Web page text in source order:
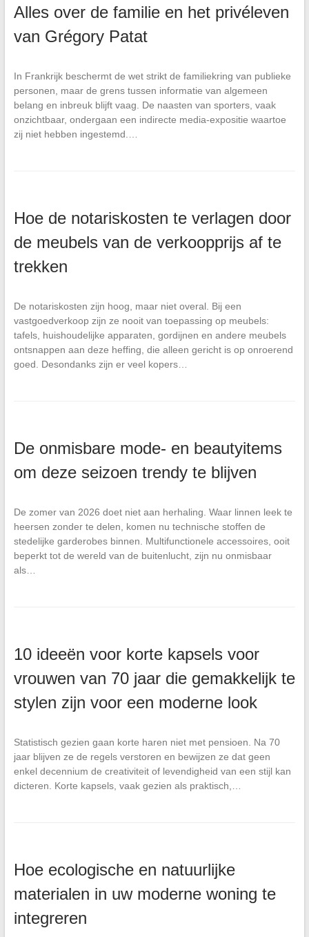
Alles over de familie en het privéleven
van Grégory Patat
In Frankrijk beschermt de wet strikt de familiekring van publieke
personen, maar de grens tussen informatie van algemeen
belang en inbreuk blijft vaag. De naasten van sporters, vaak
onzichtbaar, ondergaan een indirecte media-expositie waartoe
zij niet hebben ingestemd.…
Hoe de notariskosten te verlagen door
de meubels van de verkoopprijs af te
trekken
De notariskosten zijn hoog, maar niet overal. Bij een
vastgoedverkoop zijn ze nooit van toepassing op meubels:
tafels, huishoudelijke apparaten, gordijnen en andere meubels
ontsnappen aan deze heffing, die alleen gericht is op onroerend
goed. Desondanks zijn er veel kopers…
De onmisbare mode- en beautyitems
om deze seizoen trendy te blijven
De zomer van 2026 doet niet aan herhaling. Waar linnen leek te
heersen zonder te delen, komen nu technische stoffen de
stedelijke garderobes binnen. Multifunctionele accessoires, ooit
beperkt tot de wereld van de buitenlucht, zijn nu onmisbaar
als…
10 ideeën voor korte kapsels voor
vrouwen van 70 jaar die gemakkelijk te
stylen zijn voor een moderne look
Statistisch gezien gaan korte haren niet met pensioen. Na 70
jaar blijven ze de regels verstoren en bewijzen ze dat geen
enkel decennium de creativiteit of levendigheid van een stijl kan
dicteren. Korte kapsels, vaak gezien als praktisch,…
Hoe ecologische en natuurlijke
materialen in uw moderne woning te
integreren